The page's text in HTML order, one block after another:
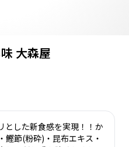
大森屋
とした新食感を実現！！か
鰹節(粉砕)・昆布エキス・